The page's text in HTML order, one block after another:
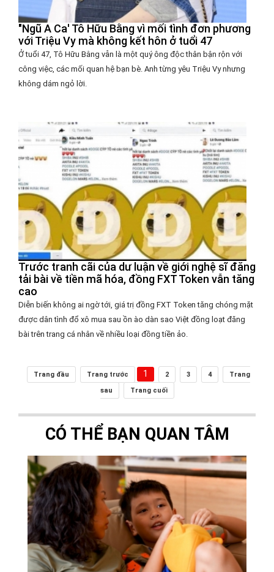
"Ngũ A Ca' Tô Hữu Bằng vì mối tình đơn phương
với Triệu Vy mà không kết hôn ở tuổi 47
Ở tuổi 47, Tô Hữu Bằng vẫn là một quý ông độc thân bận rộn với
công việc, các mối quan hệ bạn bè. Anh từng yêu Triệu Vy nhưng
không dám ngỏ lời.
Trước tranh cãi của dư luận về giới nghệ sĩ đăng
tải bài về tiền mã hóa, đồng FXT Token vẫn tăng
cao
Diễn biến không ai ngờ tới, giá trị đồng FXT Token tăng chóng mặt
được dân tình đổ xô mua sau ồn ào dàn sao Việt đồng loạt đăng
bài trên trang cá nhân về nhiều loại đồng tiền ảo.
Trang đầu Trang trước 1 2 3 4
Trang
sau
Trang cuối
CÓ THỂ BẠN QUAN TÂM